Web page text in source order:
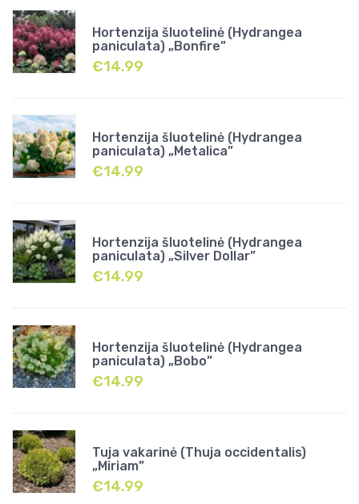
Hortenzija šluotelinė (Hydrangea
paniculata) „Bonfire”
€14.99
Hortenzija šluotelinė (Hydrangea
paniculata) „Metalica”
€14.99
Hortenzija šluotelinė (Hydrangea
paniculata) „Silver Dollar”
€14.99
Hortenzija šluotelinė (Hydrangea
paniculata) „Bobo”
€14.99
Tuja vakarinė (Thuja occidentalis)
„Miriam”
€14.99